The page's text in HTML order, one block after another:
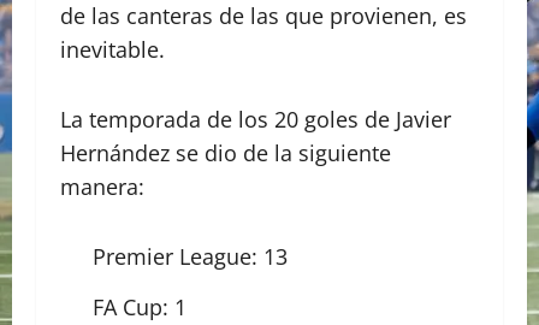
de las canteras de las que provienen, es
inevitable.
La temporada de los 20 goles de Javier
Hernández se dio de la siguiente
manera:
Premier League: 13
FA Cup: 1